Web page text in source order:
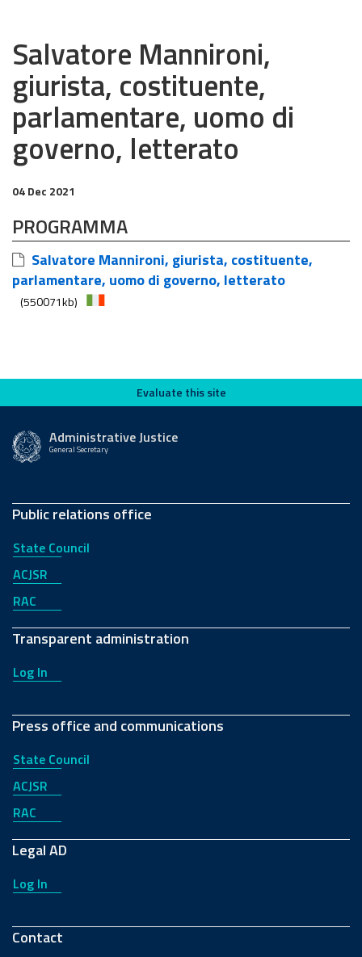
Salvatore Mannironi,
giurista, costituente,
parlamentare, uomo di
governo, letterato
04 Dec 2021
PROGRAMMA
Salvatore Mannironi, giurista, costituente,
parlamentare, uomo di governo, letterato
(550071kb)
Evaluate this siteEvaluate this site
Administrative Justice
General Secretary
Public relations office
State Council
ACJSR
RAC
Transparent administration
Log In
Press office and communications
State Council
ACJSR
RAC
Legal AD
Log In
Contact